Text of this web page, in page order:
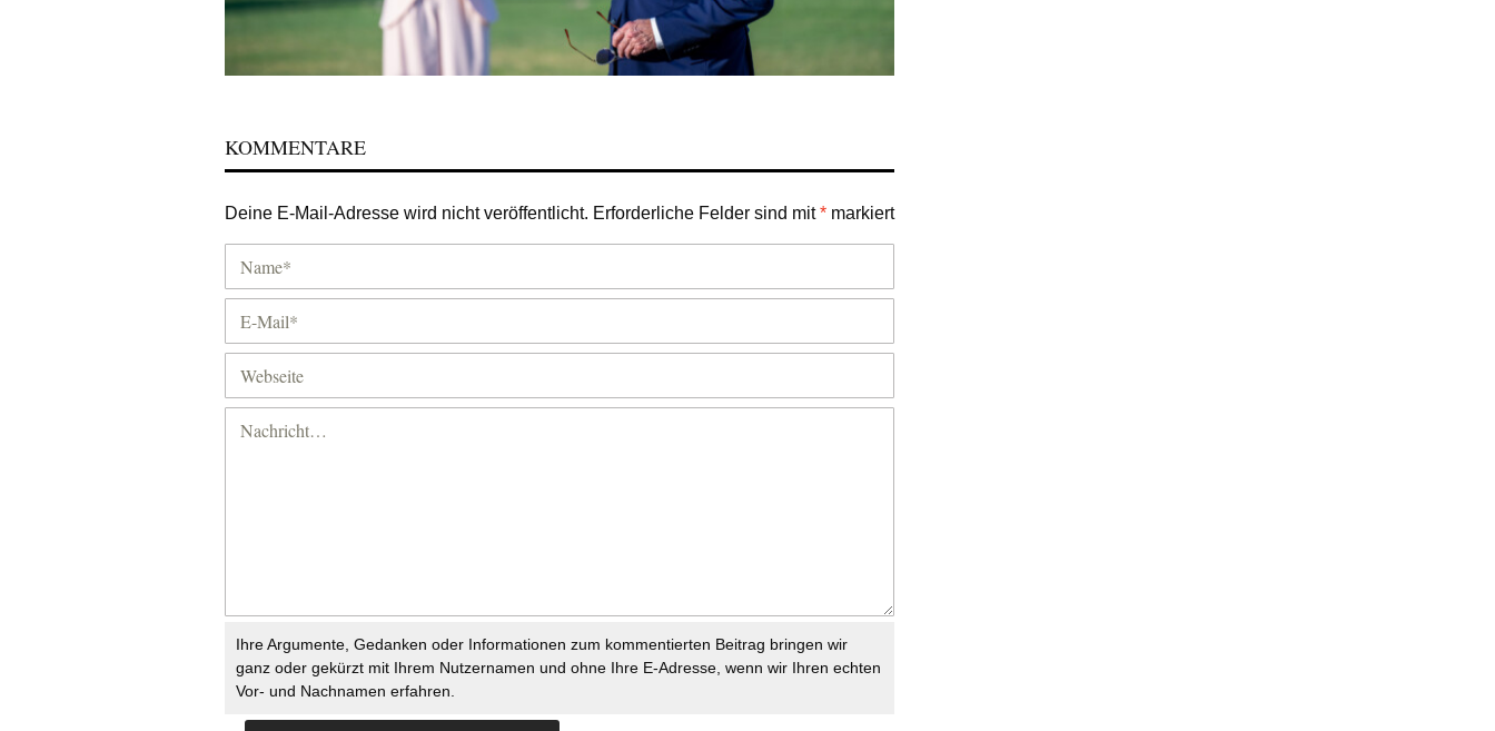
KOMMENTARE
Deine E-Mail-Adresse wird nicht veröffentlicht. Erforderliche Felder sind mit* markiert
Ihre Argumente, Gedanken oder Informationen zum kommentierten Beitrag bringen wir
ganz oder gekürzt mit Ihrem Nutzernamen und ohne Ihre E-Adresse, wenn wir Ihren echten
Vor- und Nachnamen erfahren.